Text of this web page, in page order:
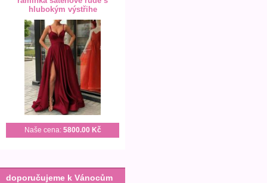
hlubokým výstřihe
Naše cena: 5800.00 Kč
doporučujeme k Vánocům